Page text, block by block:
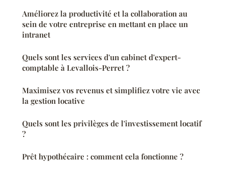
Améliorez la productivité et la collaboration au
sein de votre entreprise en mettant en place un
intranet
Quels sont les services d'un cabinet d'expert-
comptable à Levallois-Perret ?
Maximisez vos revenus et simplifiez votre vie avec
la gestion locative
Quels sont les privilèges de l'investissement locatif
?
Prêt hypothécaire : comment cela fonctionne ?